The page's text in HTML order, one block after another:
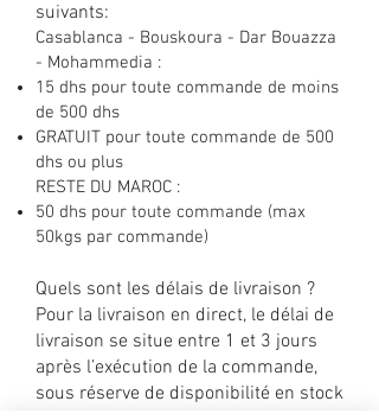
suivants:
Casablanca - Bouskoura - Dar Bouazza
- Mohammedia :
15 dhs pour toute commande de moins
de 500 dhs
GRATUIT pour toute commande de 500
dhs ou plus
RESTE DU MAROC :
50 dhs pour toute commande (max
50kgs par commande)
Quels sont les délais de livraison ?
Pour la livraison en direct, le délai de
livraison se situe entre 1 et 3 jours
après l’exécution de la commande,
sous réserve de disponibilité en stock